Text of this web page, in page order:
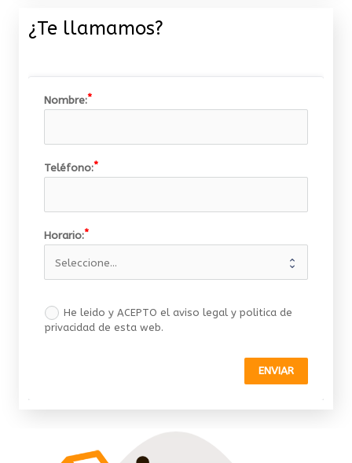
¿Te llamamos?
Nombre:
Teléfono:
Horario:
He leido y ACEPTO el aviso legal y politica de
privacidad de esta web.
ENVIAR